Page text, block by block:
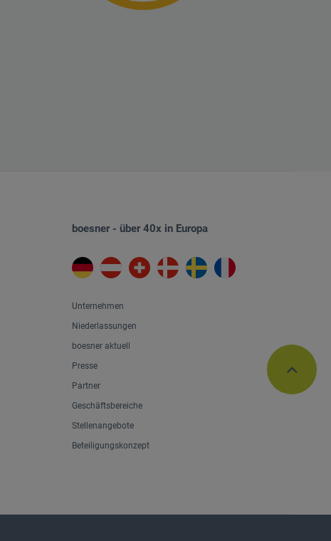
boesner - über 40x in Europa
Unternehmen
Niederlassungen
boesner aktuell
Presse
Partner
Geschäftsbereiche
Stellenangebote
Beteiligungskonzept